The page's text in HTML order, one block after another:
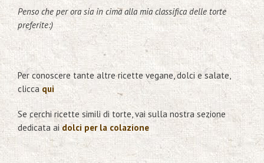
Penso che per ora sia in cima alla mia classifica delle torte
preferite:)
Per conoscere tante altre ricette vegane, dolci e salate,
clicca qui
Se cerchi ricette simili di torte, vai sulla nostra sezione
dedicata aidolci per la colazione